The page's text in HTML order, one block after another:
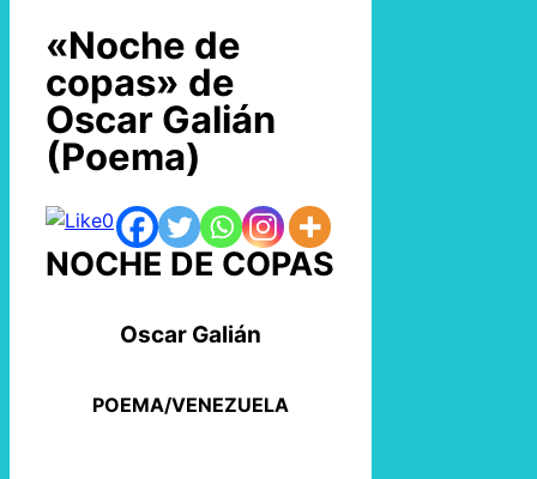
«Noche de
copas» de
Oscar Galián
(Poema)
0
NOCHE DE COPAS
Oscar Galián
POEMA/VENEZUELA